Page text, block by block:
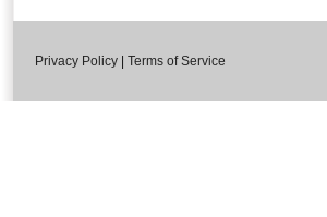
Privacy Policy Terms of Service